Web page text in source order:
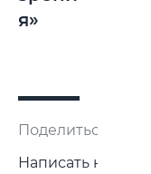
я»
Поделиться:
Написать нам